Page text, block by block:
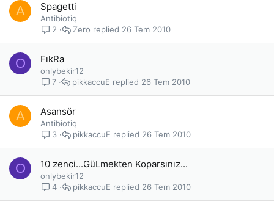
A Spagetti
Antibiotiq
2
26 Tem 2010
Zero
O FıkRa
onlybekir12
7
26 Tem 2010
pikkaccuE
A Asansör
Antibiotiq
3
26 Tem 2010
pikkaccuE
O 10 zenci...GüLmekten Koparsınız...
onlybekir12
4
26 Tem 2010
pikkaccuE